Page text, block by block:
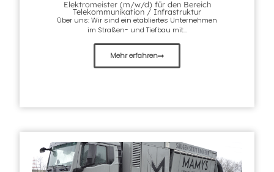
Elektromeister (m/w/d) für den Bereich
Telekommunikation / Infrastruktur
Über uns: Wir sind ein etabliertes Unternehmen
im Straßen- und Tiefbau mit...
Mehr erfahren